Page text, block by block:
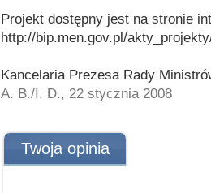
Projekt dostępny jest na stronie
http://bip.men.gov.pl/
Kancelaria Prezesa Rady
A. B./I. D., 22 stycznia 2008
Twoja opinia